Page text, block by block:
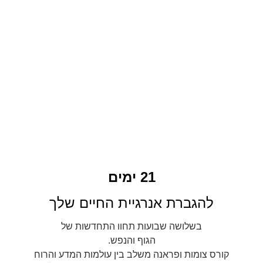
21 ימים
להגברת אנרגיית החיים שלך
בשלושה שבועות תחוו התחדשות של
הגוף והנפש.
קורס צומות ופראנה משלב בין עולמות המדע והרוח